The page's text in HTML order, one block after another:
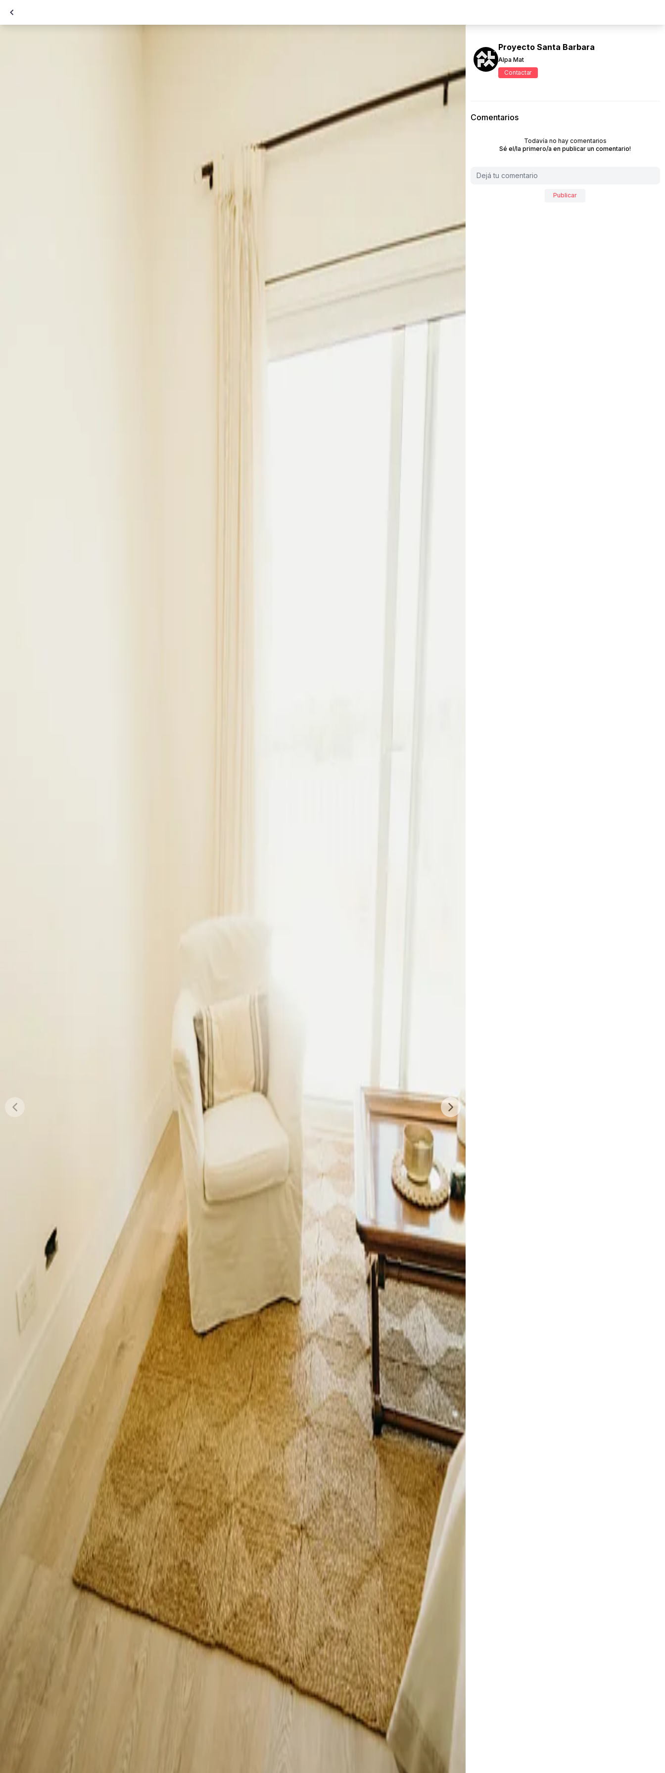
Proyecto Santa Barbara
Alpa Mat
Contactar
Comentarios
Todavía no hay comentarios
Sé el/la primero/a en publicar un comentario!
Publicar